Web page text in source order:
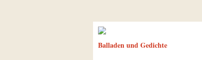
Balladen und Gedichte